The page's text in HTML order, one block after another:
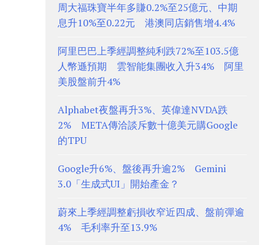
周大福珠寶半年多賺0.2%至25億元、中期
息升10%至0.22元 港澳同店銷售增4.4%
阿里巴巴上季經調整純利跌72%至103.5億
人幣遜預期 雲智能集團收入升34% 阿里
美股盤前升4%
Alphabet夜盤再升3%、英偉達NVDA跌
2% META傳洽談斥數十億美元購Google
的TPU
Google升6%、盤後再升逾2% Gemini
3.0「生成式UI」開始產金？
蔚來上季經調整虧損收窄近四成、盤前彈逾
4% 毛利率升至13.9%